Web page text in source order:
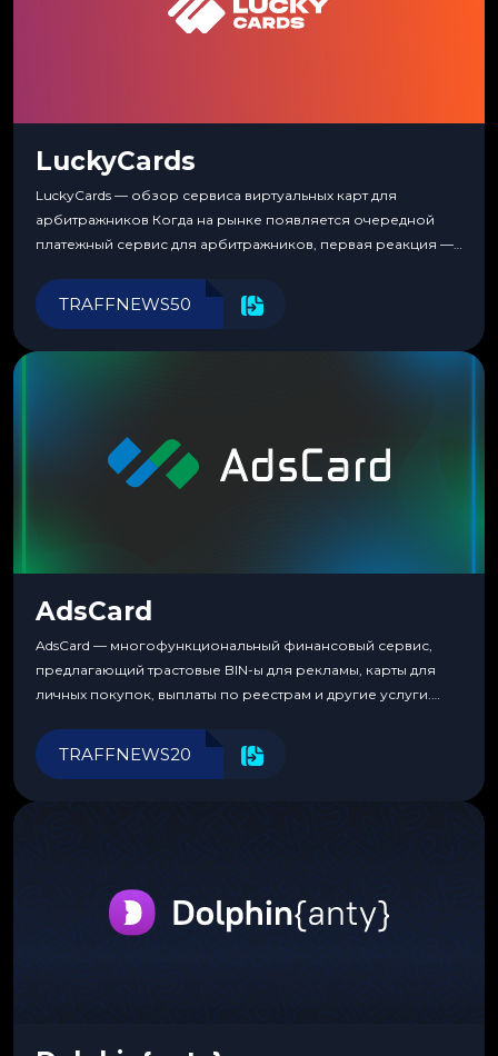
LuckyCards
LuckyCards — обзор сервиса виртуальных карт для
арбитражников Когда на рынке появляется очередной
платежный сервис для арбитражников, первая реакция —
перестаешь воспринимать всерьез любой новый продукт,
пока тот не докажет обратное делом. LuckyCards — история
TRAFFNEWS50
AdsCard
AdsCard — многофункциональный финансовый сервис,
предлагающий трастовые BIN-ы для рекламы, карты для
личных покупок, выплаты по реестрам и другие услуги.
инструменты для управления финансами.
TRAFFNEWS20